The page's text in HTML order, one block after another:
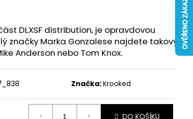
DLXSF distribution, je opravdovou
značky Marka Gonzalese najdete takový
Anderson nebo Tom Knox.
Značka:Krooked
DO KOŠÍKU